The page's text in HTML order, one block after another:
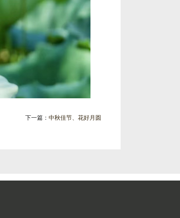
下一篇： 中秋佳节、花好月圆